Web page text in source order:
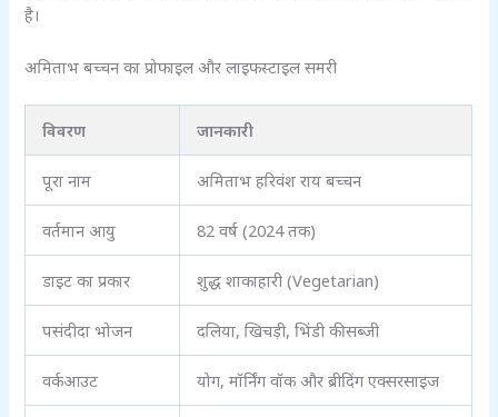
है।
अमिताभ बच्चन का प्रोफाइल और लाइफस्टाइल समरी
विवरण जानकारी
पूरा नाम अमिताभ हरिवंश राय बच्चन
वर्तमान आयु 82 वर्ष (2024 तक)
डाइट का प्रकार शुद्ध शाकाहारी (Vegetarian)
पसंदीदा भोजन दलिया, खिचड़ी, भिंडी की सब्जी
वर्कआउट योग, मॉर्निंग वॉक और ब्रीदिंग एक्सरसाइज